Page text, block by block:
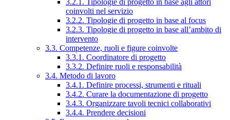
3.2.1. Tipologie di progetto in base agli attori
coinvolti nel servizio
3.2.2. Tipologie di progetto in base al focus
3.2.3. Tipologie di progetto in base all’ambito di
intervento
3.3. Competenze, ruoli e figure coinvolte
3.3.1. Coordinatore di progetto
3.3.2. Definire ruoli e responsabilità
3.4. Metodo di lavoro
3.4.1. Definire processi, strumenti e rituali
3.4.2. Curare la documentazione di progetto
3.4.3. Organizzare tavoli tecnici collaborativi
3.4.4. Prendere decisioni